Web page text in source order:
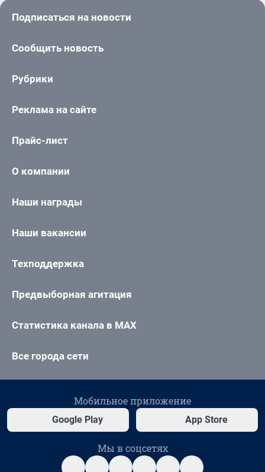
Подписаться на новости
Сообщить новость
Рубрики
Реклама на сайте
Прайс-лист
О компании
Наши награды
Наши вакансии
Техподдержка
Предвыборная агитация
Статистика канала в MAX
Все города сети
Мобильное приложение
Google Play App Store
Мы в соцсетях